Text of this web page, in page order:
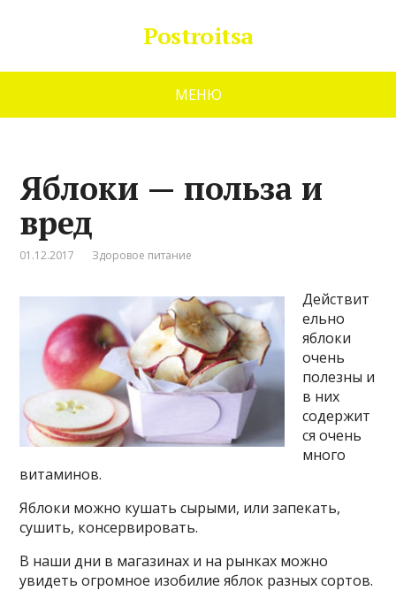
Postroitsa
МЕНЮ
Яблоки — польза и
вред
01.12.2017 Здоровое питание
Действит
ельно
яблоки
очень
полезны и
в них
содержит
ся очень
много
витаминов.
Яблоки можно кушать сырыми, или запекать,
сушить, консервировать.
В наши дни в магазинах и на рынках можно
увидеть огромное изобилие яблок разных сортов.